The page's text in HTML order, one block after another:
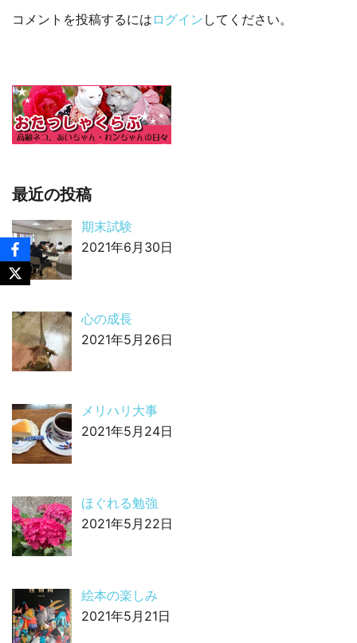
コメントを投稿するには ログイン してください。
最近の投稿
期末試験
2021年6月30日
心の成長
2021年5月26日
メリハリ大事
2021年5月24日
ほぐれる勉強
2021年5月22日
絵本の楽しみ
2021年5月21日